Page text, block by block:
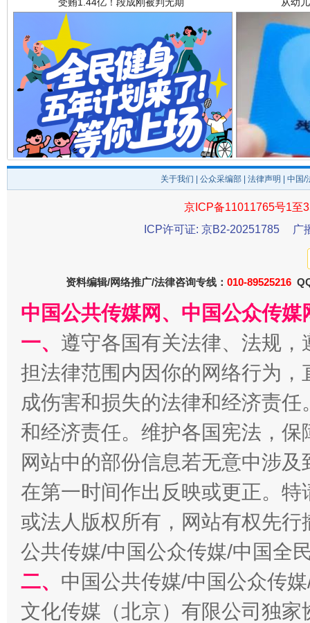
全民健身五年计划来了！等你上场
阿坝州三大球赛在茂县开幕 规模
国家大学科技园优化重塑工作
关于我们 公众采编部 法律声明 | 中国
京ICP备11011765号1至
ICP许可证: 京B2-20251785
广
资料编辑/网络推广/法律咨询专线： 010-89525216
中国公共传媒网、中国公众传
一、 遵守各国有关法律、法规
担法律范围内因你的网络行为
成伤害和损失的法律和经济责
和经济责任。维护各国宪法，
网站中的部份信息若无意中涉
在第一时间作出反映或更正。
或法人版权所有，网站有权先
公共传媒/中国公众传媒/中国全
二、 中国公共传媒/中国公众传
文化传媒（北京）有限公司独